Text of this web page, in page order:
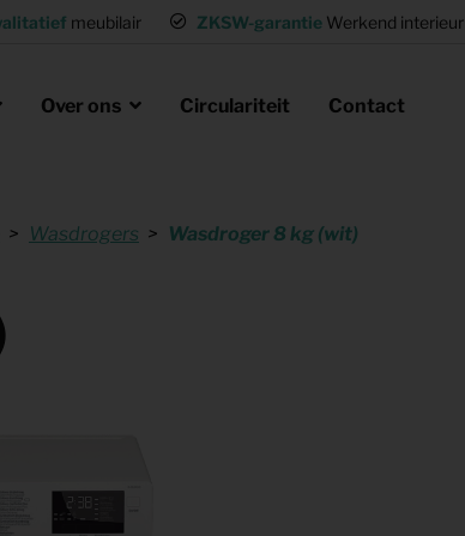
meubilair ZKSW-garantie Werkend interieur
Over ons Circulariteit Contact
huren
of wisselwoning
missie
Wasdrogers Wasdroger 8 kg (wit)